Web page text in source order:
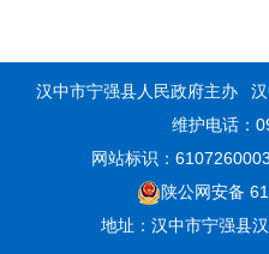
汉中市宁强县人民政府主办
维护电话：
网站标识：6107260003
陕公网安备
地址：汉中市宁强县